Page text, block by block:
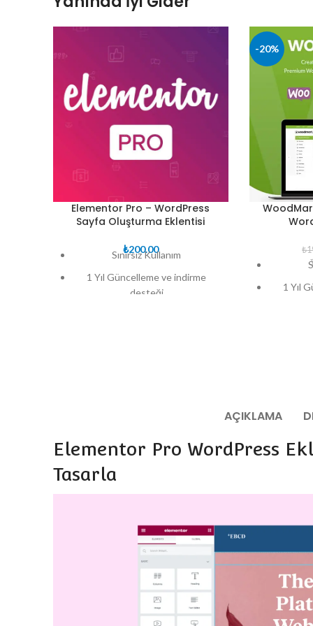
Elementor Pro – WordPress
Sayfa Oluşturma Eklentisi
₺200.00
Sınırsız Kullanım
1 Yıl Güncelleme ve indirme
desteği
-20%
₺
1 Yıl
AÇIKLAMA
Elementor Pro WordPress
Tasarla